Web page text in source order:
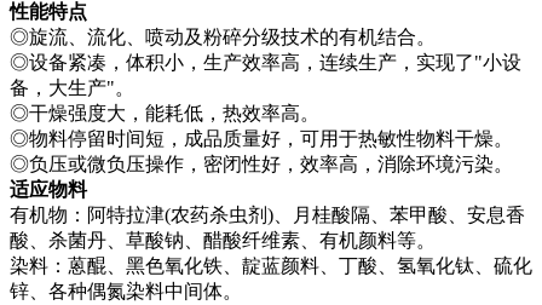
性能特点
◎旋流、流化、喷动及粉碎分级技术的有机结合。
◎设备紧凑，体积小，生产效率高，连续生产，实现了"小设
备，大生产"。
◎干燥强度大，能耗低，热效率高。
◎物料停留时间短，成品质量好，可用于热敏性物料干燥。
◎负压或微负压操作，密闭性好，效率高，消除环境污染。
适应物料
有机物：阿特拉津(农药杀虫剂)、月桂酸隔、苯甲酸、安息香
酸、杀菌丹、草酸钠、醋酸纤维素、有机颜料等。
染料：蒽醌、黑色氧化铁、靛蓝颜料、丁酸、氢氧化钛、硫化
锌、各种偶氮染料中间体。